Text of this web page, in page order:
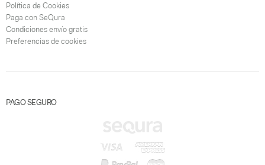
Política de Cookies
Paga con SeQura
Condiciones envío gratis
Preferencias de cookies
PAGO SEGURO